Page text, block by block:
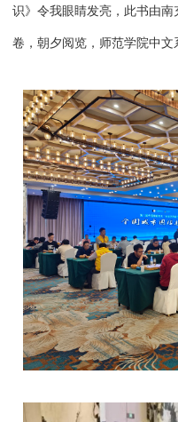
识》令我眼睛发亮，此书由
卷，朝夕阅览，师范学院中文